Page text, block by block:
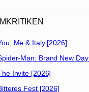
Me & Italy [2026]
Man: Brand New
Invite [2026]
Fest [2026]